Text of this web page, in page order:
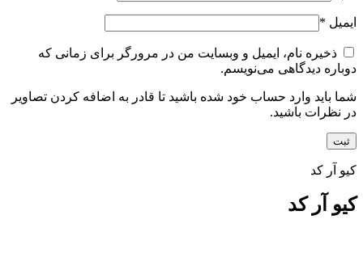
ایمیل *
ذخیره نام، ایمیل و وبسایت من در مرورگر برای زمانی که
دوباره دیدگاهی می‌نویسم.
شما باید وارد حساب خود شده باشید تا قادر به اضافه کردن تصاویر
در نظرات باشید.
کیو آر کد
کیو آر کد